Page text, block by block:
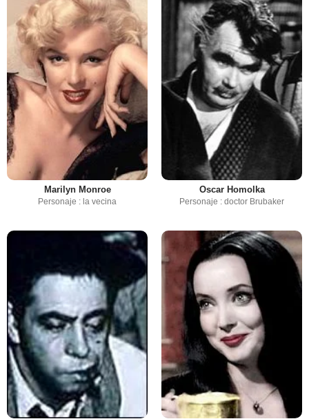
Marilyn Monroe
Personaje : la vecina
Oscar Homolka
Personaje : doctor Brubaker